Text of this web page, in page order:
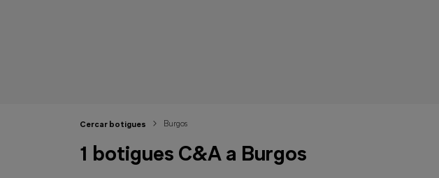
Cercar botigues Burgos
1 botigues C&A a Burgos